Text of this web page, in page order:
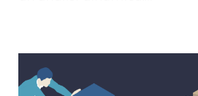
motivazione